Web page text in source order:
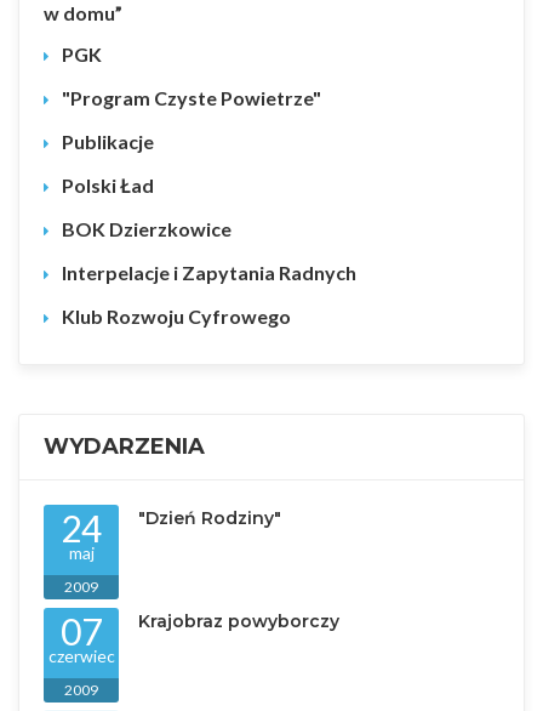
w domu”
PGK
"Program Czyste Powietrze"
Publikacje
Polski Ład
BOK Dzierzkowice
Interpelacje i Zapytania Radnych
Klub Rozwoju Cyfrowego
WYDARZENIA
24
maj
2009
"Dzień Rodziny"
07
czerwiec
2009
Krajobraz powyborczy